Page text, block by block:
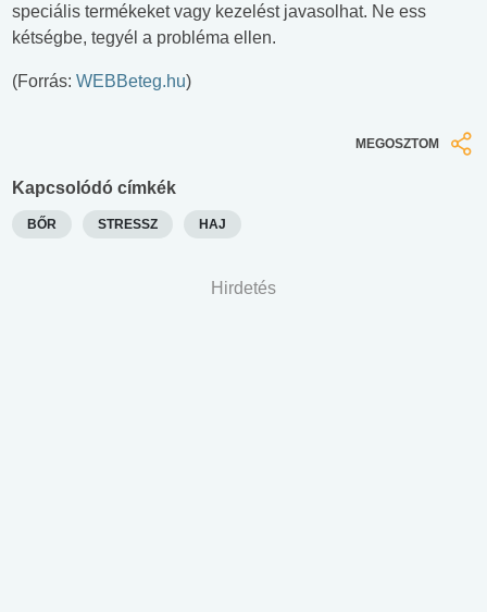
speciális termékeket vagy kezelést javasolhat. Ne ess
kétségbe, tegyél a probléma ellen.
(Forrás: WEBBeteg.hu)
MEGOSZTOM
Kapcsolódó címkék
BŐR STRESSZ HAJ
Hirdetés